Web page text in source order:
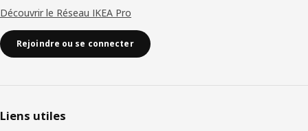
Découvrir le Réseau IKEA Pro
Rejoindre ou se connecter
Liens utiles